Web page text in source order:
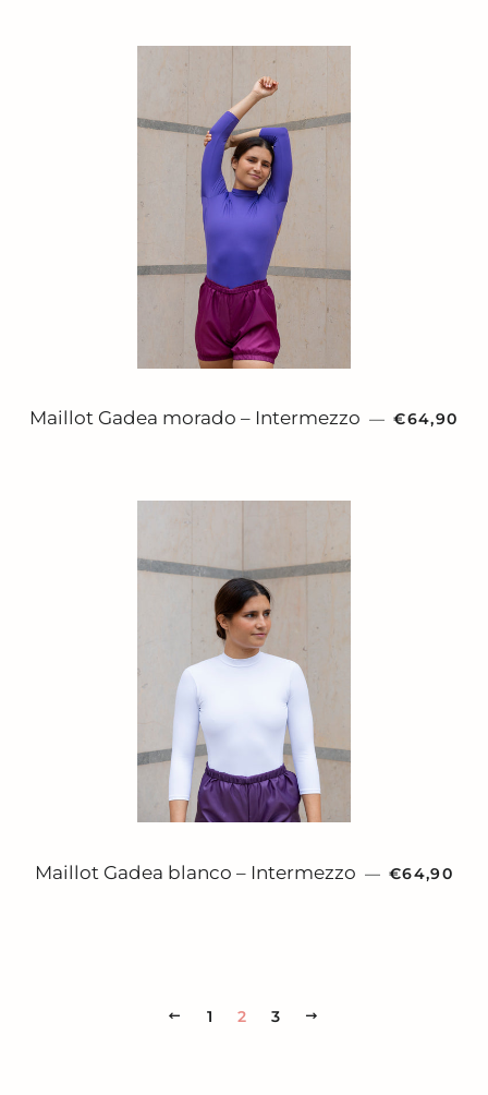
Maillot Gadea morado – Intermezzo — PRECIO
€64,90
Maillot Gadea blanco – Intermezzo — PRECIO
€64,90
ANTERIOR
1 2 3